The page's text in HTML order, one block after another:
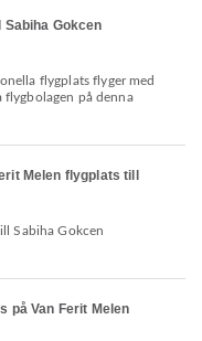
Gokcen
flygplats flyger med
flygbolagen på denna
Melen flygplats till
på Van Ferit Melen